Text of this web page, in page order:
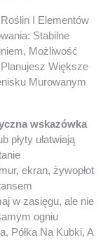
I Elementów
Stabilne
Możliwość
Większe
Murowanym
wskazówka
płyty ułatwiają
ekran, żywopłot
w zasięgu, ale nie
ogniu
Półka Na Kubki, A